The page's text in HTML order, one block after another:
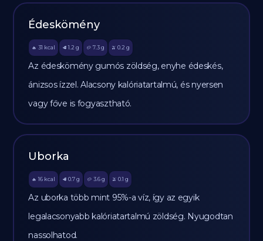
Édeskömény
🔥 31 kcal 🥩 1.2 g 🥔 7.3g 🫒 0.2 g
Az édeskömény gumós zöldség, enyhe édeskés,
ánizsos ízzel. Alacsony kalóriatartalmú, és nyersen
vagy főve is fogyasztható.
Uborka
🔥 16 kcal 🥩 0.7 g 🥔 3.6g 🫒 0.1 g
Az uborka több mint 95%-a víz, így az egyik
legalacsonyabb kalóriatartalmú zöldség. Nyugodtan
nassolhatod.